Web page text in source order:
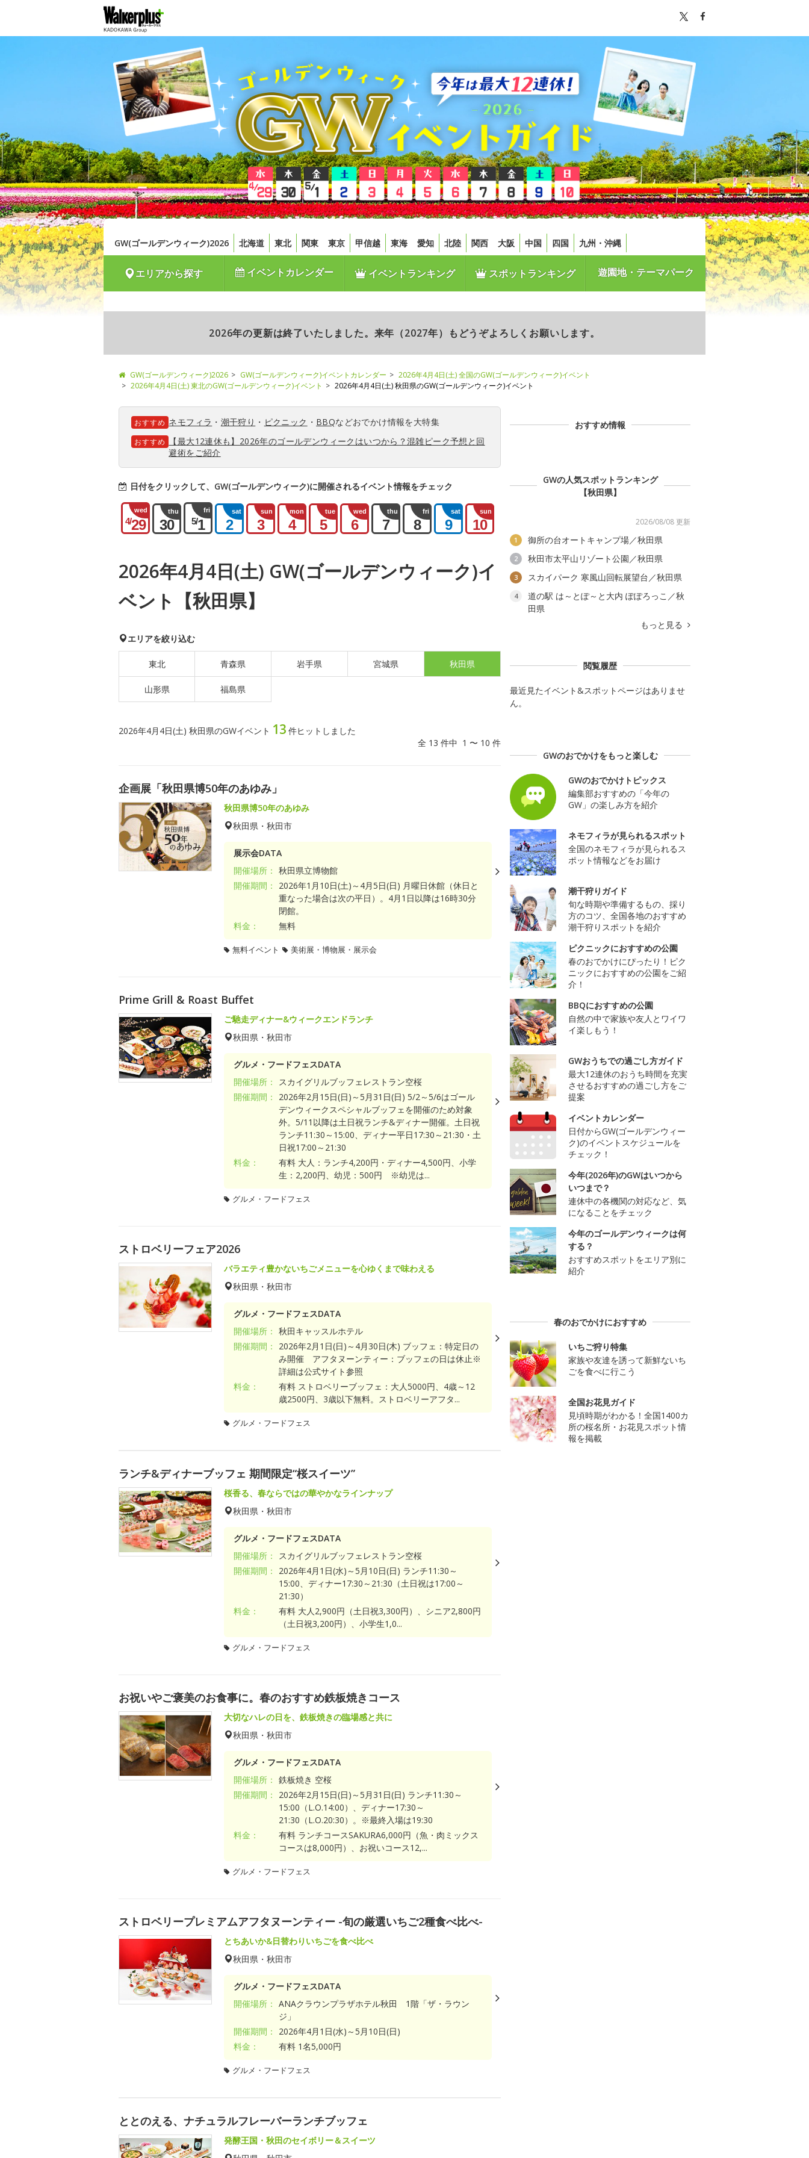
GW(ゴールデンウィーク)2026 北海道 東北 関東 東京 甲信越 東海 愛知 北陸 関西 大阪 中国 四国 九州・沖縄
エリアから探す イベントカレンダー イベントランキング スポットランキング 遊園地・テーマパーク
2026年の更新は終了いたしました。来年（2027年）もどうぞよろしくお願いします。
GW(ゴールデンウィーク)2026 GW(ゴールデンウィーク)イベントカレンダー
2026年4月4日(土) 全国のGW(ゴールデンウィーク)イベント
2026年4月4日(土) 東北のGW(ゴールデンウィーク)イベント
2026年4月4日(土) 秋田県のGW(ゴールデンウィーク)イベント
おすすめ ネモフィラ ・ 潮干狩り ・ ピクニック ・ BBQなどおでかけ情報を大特集
おすすめ
【最大12連休も】2026年のゴールデンウィークはいつから？混雑ピーク予想と回
避術をご紹介
日付をクリックして、GW(ゴールデンウィーク)に開催されるイベント情報をチェック
wed
4/29
thu
30
fri
5/1
sat
2
sun
3
mon
4
tue
5
wed
6
thu
7
fri
8
sat
9
sun
10
2026年4月4日(土) GW(ゴールデンウィーク)イ
ベント【秋田県】
エリアを絞り込む
東北 青森県 岩手県 宮城県 秋田県
山形県 福島県
2026年4月4日(土) 秋田県のGWイベント 13 件ヒットしました
全 13 件中 1 〜 10 件
企画展「秋田県博50年のあゆみ」
秋田県博50年のあゆみ
秋田県・秋田市
展示会DATA
開催場所： 秋田県立博物館
開催期間：
2026年1月10日(土)～4月5日(日) 月曜日休館（休日と
重なった場合は次の平日）。4月1日以降は16時30分
閉館。
料金：
無料
無料イベント 美術展・博物展・展示会
Prime Grill & Roast Buffet
ご馳走ディナー&ウィークエンドランチ
秋田県・秋田市
グルメ・フードフェスDATA
開催場所：
スカイグリルブッフェレストラン空桜
開催期間：
2026年2月15日(日)～5月31日(日) 5/2～5/6はゴール
デンウィークスペシャルブッフェを開催のため対象
外。5/11以降は土日祝ランチ&ディナー開催。土日祝
ランチ11:30～15:00、ディナー平日17:30～21:30・土
日祝17:00～21:30
料金：
有料 大人：ランチ4,200円・ディナー4,500円、小学
生：2,200円、幼児：500円 ※幼児は...
グルメ・フードフェス
ストロベリーフェア2026
バラエティ豊かないちごメニューを心ゆくまで味わえる
秋田県・秋田市
グルメ・フードフェスDATA
開催場所： 秋田キャッスルホテル
開催期間：
2026年2月1日(日)～4月30日(木) ブッフェ：特定日の
み開催 アフタヌーンティー：ブッフェの日は休止※
詳細は公式サイト参照
料金：
有料 ストロベリーブッフェ：大人5000円、4歳～12
歳2500円、3歳以下無料。ストロベリーアフタ...
グルメ・フードフェス
ランチ&ディナーブッフェ 期間限定“桜スイーツ”
桜香る、春ならではの華やかなラインナップ
秋田県・秋田市
グルメ・フードフェスDATA
開催場所：
スカイグリルブッフェレストラン空桜
開催期間：
2026年4月1日(水)～5月10日(日) ランチ11:30～
15:00、ディナー17:30～21:30（土日祝は17:00～
21:30）
料金：
有料 大人2,900円（土日祝3,300円）、シニア2,800円
（土日祝3,200円）、小学生1,0...
グルメ・フードフェス
お祝いやご褒美のお食事に。春のおすすめ鉄板焼きコース
大切なハレの日を、鉄板焼きの臨場感と共に
秋田県・秋田市
グルメ・フードフェスDATA
開催場所： 鉄板焼き 空桜
開催期間：
2026年2月15日(日)～5月31日(日) ランチ11:30～
15:00（L.O.14:00）、ディナー17:30～
21:30（L.O.20:30）。※最終入場は19:30
料金：
有料 ランチコースSAKURA6,000円（魚・肉ミックス
コースは8,000円）、お祝いコース12,...
グルメ・フードフェス
ストロベリープレミアムアフタヌーンティー -旬の厳選いちご2種食べ比べ-
とちあいか&日替わりいちごを食べ比べ
秋田県・秋田市
グルメ・フードフェスDATA
開催場所： ANAクラウンプラザホテル秋田 1階「ザ・ラウン
ジ」
開催期間：
2026年4月1日(水)～5月10日(日)
料金：
有料 1名5,000円
グルメ・フードフェス
ととのえる、ナチュラルフレーバーランチブッフェ
発酵王国・秋田のセイボリー＆スイーツ
おすすめ情報
GWの人気スポットランキング
【秋田県】
2026/08/08 更新
1 御所の台オートキャンプ場／秋田県
2 秋田市太平山リゾート公園／秋田県
3 スカイパーク 寒風山回転展望台／秋田県
4
道の駅 は～とぽ～と大内 ぽぽろっこ／秋
田県
もっと見る
閲覧履歴
最近見たイベント&スポットページはありませ
ん。
GWのおでかけをもっと楽しむ
GWのおでかけトピックス
編集部おすすめの「今年の
GW」の楽しみ方を紹介
ネモフィラが見られるスポット
全国のネモフィラが見られるス
ポット情報などをお届け
潮干狩りガイド
旬な時期や準備するもの、採り
方のコツ、全国各地のおすすめ
潮干狩りスポットを紹介
ピクニックにおすすめの公園
春のおでかけにぴったり！ピク
ニックにおすすめの公園をご紹
介！
BBQにおすすめの公園
自然の中で家族や友人とワイワ
イ楽しもう！
GWおうちでの過ごし方ガイド
最大12連休のおうち時間を充実
させるおすすめの過ごし方をご
提案
イベントカレンダー
日付からGW(ゴールデンウィー
ク)のイベントスケジュールを
チェック！
今年(2026年)のGWはいつから
いつまで？
連休中の各機関の対応など、気
になることをチェック
今年のゴールデンウィークは何
する？
おすすめスポットをエリア別に
紹介
春のおでかけにおすすめ
いちご狩り特集
家族や友達を誘って新鮮ないち
ごを食べに行こう
全国お花見ガイド
見頃時期がわかる！全国1400カ
所の桜名所・お花見スポット情
報を掲載